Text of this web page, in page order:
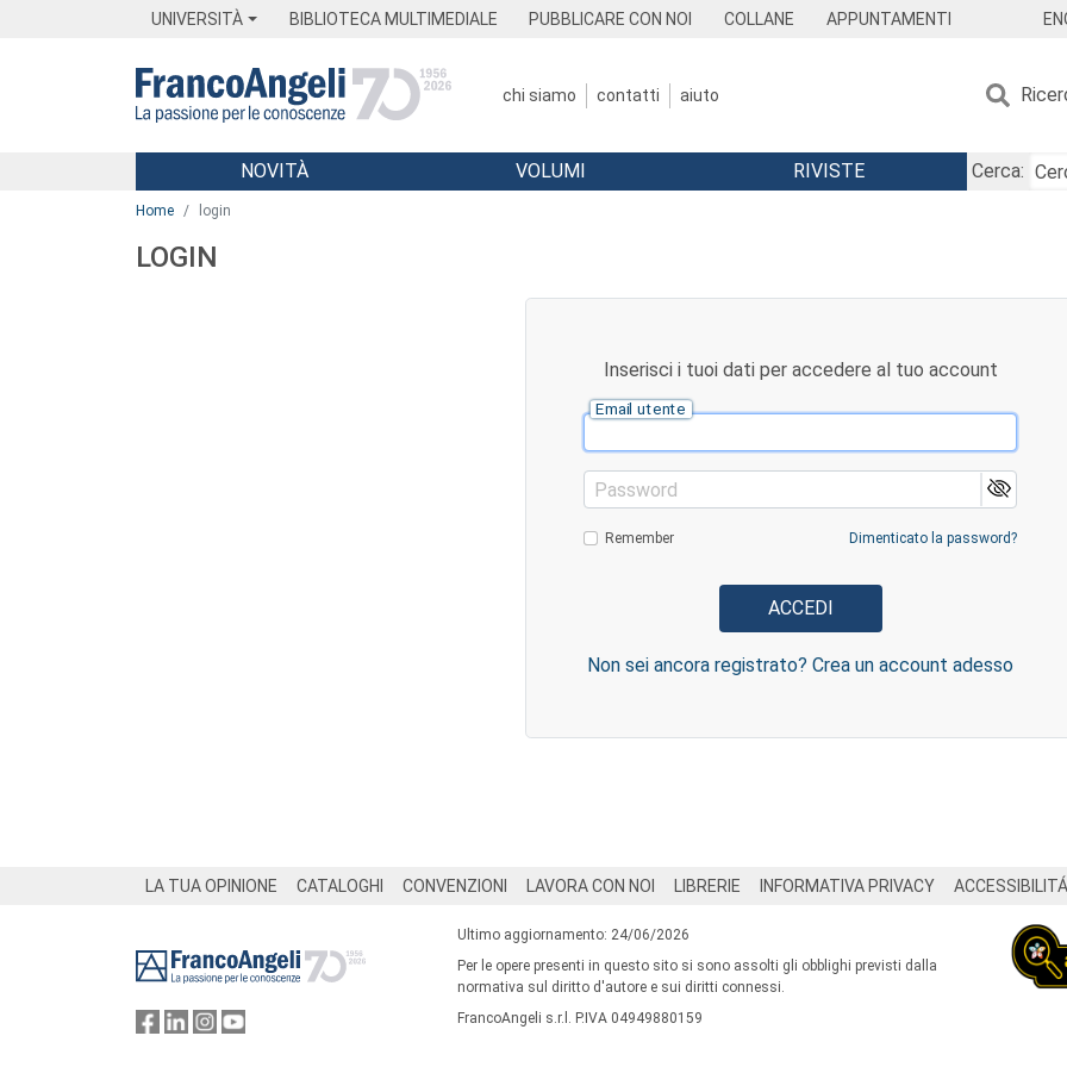
UNIVERSITÀ BIBLIOTECA MULTIMEDIALE PUBBLICARE CON NOI COLLANE APPUNTAMENTI
chi siamo contatti aiuto
Menu
NOVITÀ VOLUMI RIVISTE
Cerca:
Home login
LOGIN
Inserisci i tuoi dati per accedere al tuo account
Email utente
Password
Remember Dimenticato la password?
Non sei ancora registrato? Crea un account adesso
LA TUA OPINIONE CATALOGHI CONVENZIONI LAVORA CON NOI LIBRERIE INFORMATIVA PRIVACY ACCESSIBILITÁ
Ultimo aggiornamento: 24/06/2026
Per le opere presenti in questo sito si sono assolti gli obblighi previsti dalla
normativa sul diritto d'autore e sui diritti connessi.
FrancoAngeli s.r.l. P.IVA 04949880159